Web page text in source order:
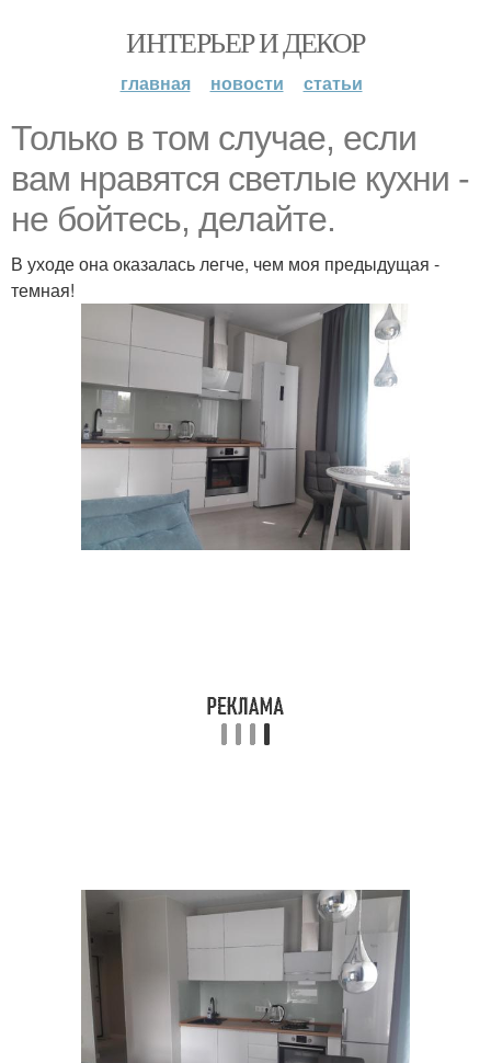
ИНТЕРЬЕР И ДЕКОР
главная новости статьи
Только в том случае, если
вам нравятся светлые кухни -
не бойтесь, делайте.
В уходе она оказалась легче, чем моя предыдущая -
темная!